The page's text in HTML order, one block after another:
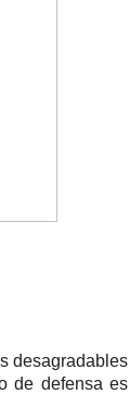
desagradables
de defensa es